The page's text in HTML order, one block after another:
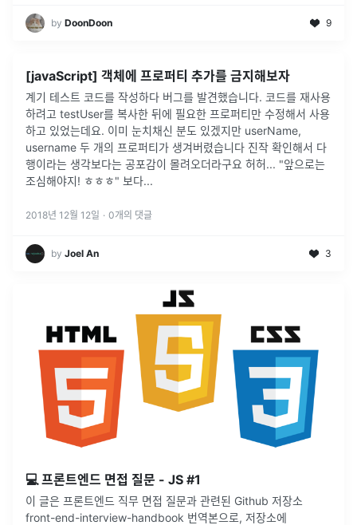
by DoonDoon 9
[javaScript] 객체에 프로퍼티 추가를 금지해보자
계기 테스트 코드를 작성하다 버그를 발견했습니다. 코드를 재사용
하려고 testUser를 복사한 뒤에 필요한 프로퍼티만 수정해서 사용
하고 있었는데요. 이미 눈치채신 분도 있겠지만 userName,
username 두 개의 프로퍼티가 생겨버렸습니다 진작 확인해서 다
행이라는 생각보다는 공포감이 몰려오더라구요 허허... "앞으로는
조심해야지! ㅎㅎㅎ" 보다...
2018년 12월 12일 · 0개의 댓글
by Joel An 3
💻 프론트엔드 면접 질문 - JS #1
이 글은 프론트엔드 직무 면접 질문과 관련된 Github 저장소
front-end-interview-handbook 번역본으로, 저장소에